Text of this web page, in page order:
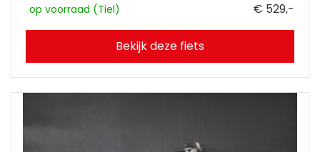
op voorraad (Tiel) € 529,-
Bekijk deze fiets